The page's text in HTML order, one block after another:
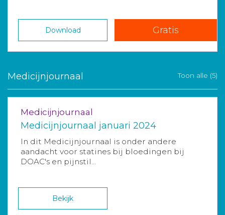
Download Gratis
Medicijnjournaal Toon alle (5)
Medicijnjournaal
Medicijnjournaal januari 2024
In dit Medicijnjournaal is onder andere
aandacht voor statines bij bloedingen bij
DOAC's en pijnstil...
Bekijk